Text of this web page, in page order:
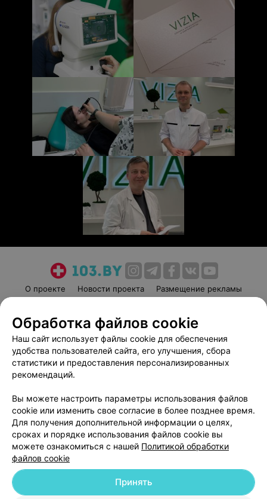
О проекте Новости проекта
Размещение рекламы
Пользовательское соглашение
Способы оплаты
Вакансии
Партнеры
Написать руководителю 103.by
Обработка персональных данных
© 2026 ООО «Артокс Лаб», УНП 191700409
| 220012, Республика Беларусь,
Обработка файлов cookie
Наш сайт использует файлы cookie для обеспечения
удобства пользователей сайта, его улучшения, сбора
статистики и предоставления персонализированных
рекомендаций.
Вы можете настроить параметры использования файлов
cookie или изменить свое согласие в более позднее время.
Для получения дополнительной информации о целях,
сроках и порядке использования файлов cookie вы
можете ознакомиться с нашей Политикой обработки
файлов cookie
Принять